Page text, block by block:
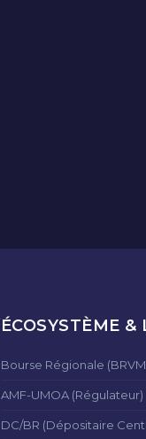
ÉCOSYSTÈME &
Bourse Régionale
AMF-UMOA (Régulateur)
DC/BR (Dépositaire